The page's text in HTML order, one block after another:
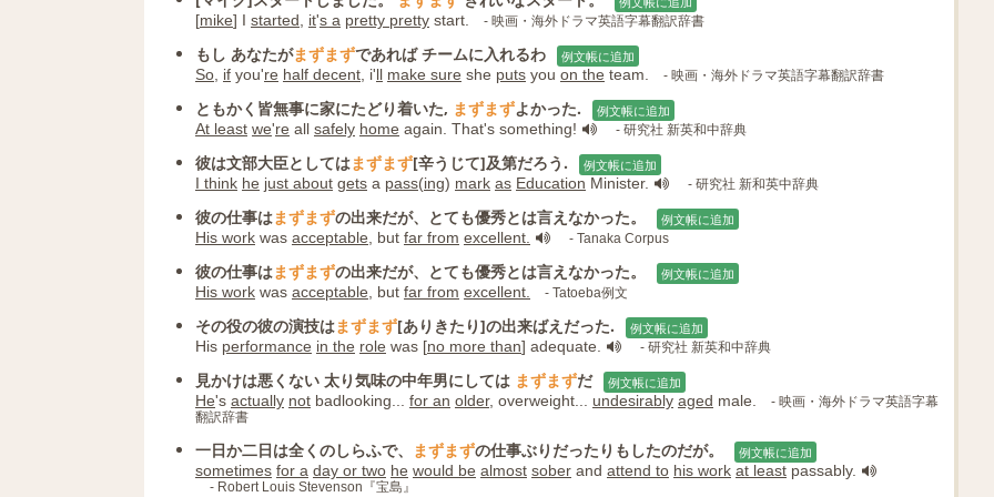
[mike] I started it's a pretty pretty start. - 映画・海外ドラマ英語字幕翻訳辞書
もし あなたがまずまずであれば チームに入れるわ 例文帳に追加
So if you're half decent , i'll make sure she puts you on the team. - 映画・海外ドラマ英語字幕翻訳辞書
ともかく皆無事に家にたどり着いた, まずまずよかった. 例文帳に追加
At least we're all safely home again. That's something! - 研究社 新英和中辞典
彼は文部大臣としてはまずまず[辛うじて]及第だろう. 例文帳に追加
I think he just about gets a pass(ing) mark as Education Minister. - 研究社 新和英中辞典
彼の仕事はまずまずの出来だが、とても優秀とは言えなかった。 例文帳に追加
His work was acceptable , but far from excellent. - Tanaka Corpus
彼の仕事はまずまずの出来だが、とても優秀とは言えなかった。 例文帳に追加
His work was acceptable , but far from excellent. - Tatoeba例文
その役の彼の演技はまずまず[ありきたり]の出来ばえだった. 例文帳に追加
His performance in the role was [no more than] adequate. - 研究社 新英和中辞典
見かけは悪くない 太り気味の中年男にしては まずまずだ 例文帳に追加
He's actually not badlooking... for an older, overweight... undesirably aged male.
- 映画・海外ドラマ英語字幕
翻訳辞書
一日か二日は全くのしらふで、 まずまずの仕事ぶりだったりもしたのだが。 例文帳に追加
sometimes for a day or two he would be almost sober and attend to his work at least passably.
- Robert Louis Stevenson『宝島』